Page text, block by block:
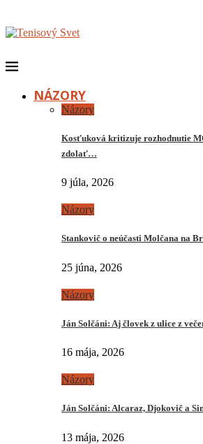
NÁZORY
Názory
Kosťuková kritizuje rozhodnutie
zdolať…
9 júla, 2026
Názory
Stankovič o neúčasti Molčana na
25 júna, 2026
Názory
Ján Solčáni: Aj človek z ulice z
16 mája, 2026
Názory
Ján Solčáni: Alcaraz, Djokovič a
13 mája, 2026